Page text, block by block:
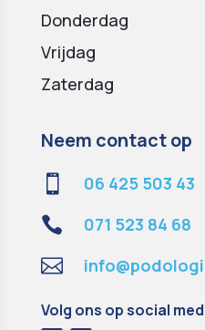
Donderdag
Vrijdag
Zaterdag
Neem contact op
 06 425 503 43
 071 523 84 68

Volg ons op social